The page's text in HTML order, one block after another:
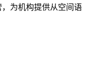
为机构提供从空间语